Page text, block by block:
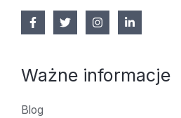
Ważne informacje
Blog